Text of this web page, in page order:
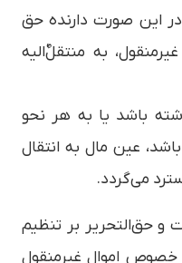
این صورت دارنده حق
به منتقلٌ‌الیه
باشد یا به هر نحو
عین مال به انتقال
می‌­گردد.
و حق‌التحریر بر تنظیم
خصوص اموال غیرمنقول